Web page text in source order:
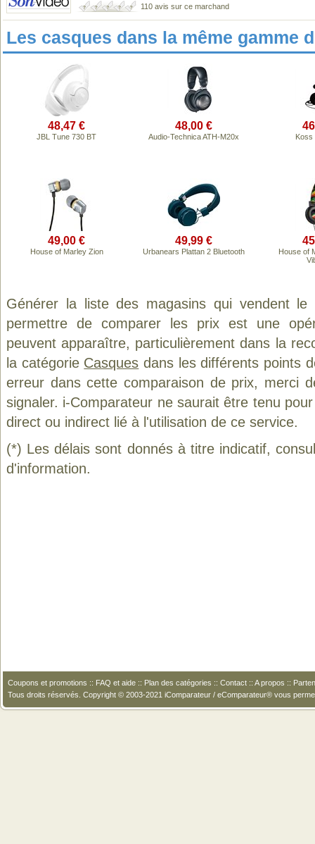
110 avis sur ce marchand
Les casques dans la même gamme
48,47 €
JBL Tune 730 BT
48,00 €
Audio-Technica ATH-M20x Koss
49,00 €
House of Marley Zion
49,99 €
Urbanears Plattan 2 Bluetooth
House of
Générer la liste des magasins qui vendent
permettre de comparer les prix est une
peuvent apparaître, particulièrement dans la
la catégorie Casques dans les différents points
erreur dans cette comparaison de prix, merci
signaler. i-Comparateur ne saurait être tenu
direct ou indirect lié à l'utilisation de ce service.
(*) Les délais sont donnés à titre indicatif,
d'information.
Coupons et promotions :: FAQ et aide :: Plan des catégories :: Contact :: A propos ::
Tous droits réservés. Copyright © 2003-2021 iComparateur / eComparateur® vous